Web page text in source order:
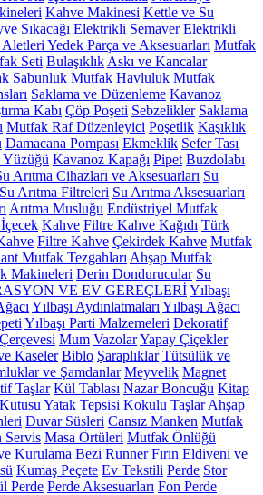
Kahve Makinesi Kettle ve Su
Sıkacağı Elektrikli Semaver Elektrikli
Yedek Parça ve Aksesuarları Mutfak
Seti Bulaşıklık Askı ve Kancalar
Sabunluk Mutfak Havluluk Mutfak
Saklama ve Düzenleme Kavanoz
Kabı Çöp Poşeti Sebzelikler Saklama
Mutfak Raf Düzenleyici Poşetlik Kaşıklık
Damacana Pompası Ekmeklik Sefer Tası
Yüzüğü Kavanoz Kapağı Pipet Buzdolabı
Arıtma Cihazları ve Aksesuarları Su
Su Arıtma Filtreleri Su Arıtma Aksesuarları
Arıtma Musluğu Endüstriyel Mutfak
Kahve Filtre Kahve Kağıdı Türk
Filtre Kahve Çekirdek Kahve Mutfak
Mutfak Tezgahları Ahşap Mutfak
Makineleri Derin Dondurucular Su
VE EV GEREÇLERİYılbaşı
Yılbaşı Aydınlatmaları Yılbaşı Ağacı
Yılbaşı Parti Malzemeleri Dekoratif
Mum VazolarYapay Çiçekler
Kaseler Biblo Şaraplıklar Tütsülük ve
ve Şamdanlar Meyvelik Magnet
Taşlar Kül Tablası Nazar Boncuğu Kitap
Yatak Tepsisi Kokulu Taşlar Ahşap
Duvar Süsleri Cansız Manken Mutfak
Servis Masa Örtüleri Mutfak Önlüğü
Kurulama Bezi Runner Fırın Eldiveni ve
Kumaş Peçete Ev Tekstili Perde Stor
Perde Perde Aksesuarları Fon Perde